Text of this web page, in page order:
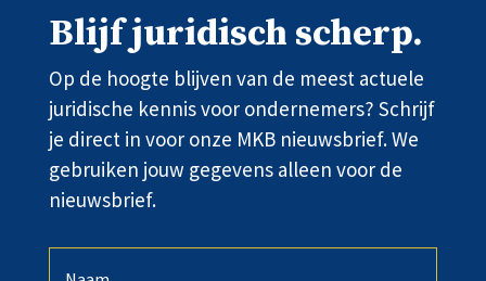
Blijf juridisch scherp.
Op de hoogte blijven van de meest actuele
juridische kennis voor ondernemers? Schrijf
je direct in voor onze MKB nieuwsbrief. We
gebruiken jouw gegevens alleen voor de
nieuwsbrief.